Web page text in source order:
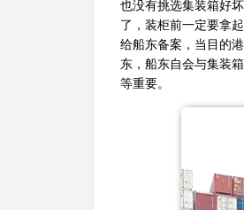
也没有挑选集装箱好
了，装柜前一定要拿
给船东备案，当目的
东，船东自会与集装
等重要。